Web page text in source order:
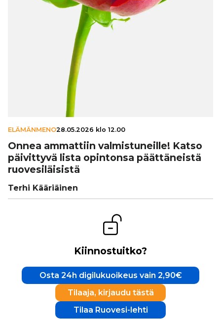
ELÄMÄNMENO28.05.2026 klo 12.00
Onnea ammattiin val­mis­tu­neille! Katso
päi­vit­tyvä lista opintonsa päät­tä­neistä
ruo­ve­si­läi­sistä
Terhi Kääriäinen
Kiinnostuitko?
Osta 24h digilukuoikeus vain 2,90€
Tilaaja, kirjaudu tästä
Tilaa Ruovesi-lehti